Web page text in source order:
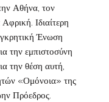
Αθήνα, τον
Ιδιαίτερη
Ένωση
την εμπιστοσύνη
την θέση αυτή,
«Ομόνοια» της
Πρόεδρος.